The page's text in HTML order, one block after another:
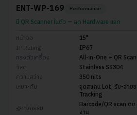
ENT-WP-169 Performance
มี QR Scanner ในตัว — ลด Hardware แยก
หน้าจอ
15"
IP Rating
IP67
ทรงตัวเครื่อง
All-in-One + QR
วัสดุ
Stainless SS304
ความสว่าง
350 nits
เหมาะกับ
จุดสแกน Lot, รับ-จ่าย
Tracking
กิจกรรม
Barcode/QR scan ติ
งาน